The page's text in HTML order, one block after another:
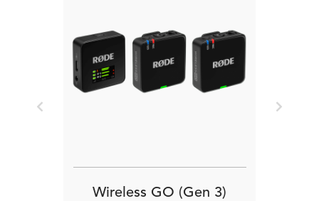
Wireless GO (Gen 3)
Previous Next